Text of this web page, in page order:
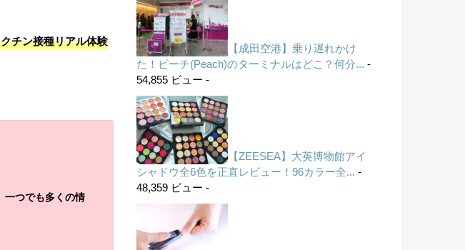
チン接種リアル体験
一つでも多くの情
【成田空港】乗り遅れかけ
た！ピーチ(Peach)のターミナルはどこ？何分... -
54,855 ビュー -
【ZEESEA】大英博物館アイ
シャドウ全6色を正直レビュー！96カラー全... -
48,359 ビュー -